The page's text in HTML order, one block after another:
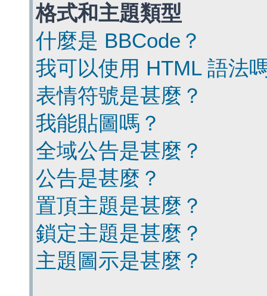
格式和主題類型
什麼是 BBCode？
我可以使用 HTML 語法
表情符號是甚麼？
我能貼圖嗎？
全域公告是甚麼？
公告是甚麼？
置頂主題是甚麼？
鎖定主題是甚麼？
主題圖示是甚麼？